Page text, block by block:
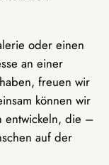
oder einen
an einer
freuen wir
können wir
entwickeln, die –
auf der